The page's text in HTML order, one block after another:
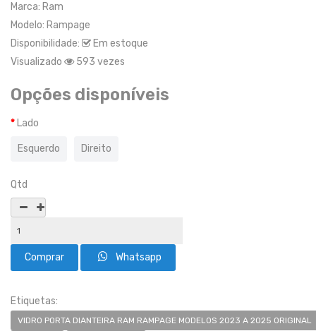
Marca: Ram
Modelo: Rampage
Disponibilidade:
Em estoque
Visualizado
593 vezes
Opções disponíveis
Lado
Esquerdo Direito
Qtd
Whatsapp
Etiquetas:
VIDRO PORTA DIANTEIRA RAM RAMPAGE MODELOS 2023 A 2025 ORIGINAL